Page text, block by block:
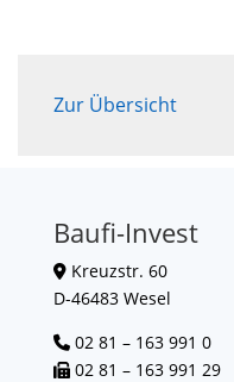
Zur Übersicht
Baufi-Invest
Kreuzstr. 60
D-46483 Wesel
02 81 – 163 991 0
02 81 – 163 991 29